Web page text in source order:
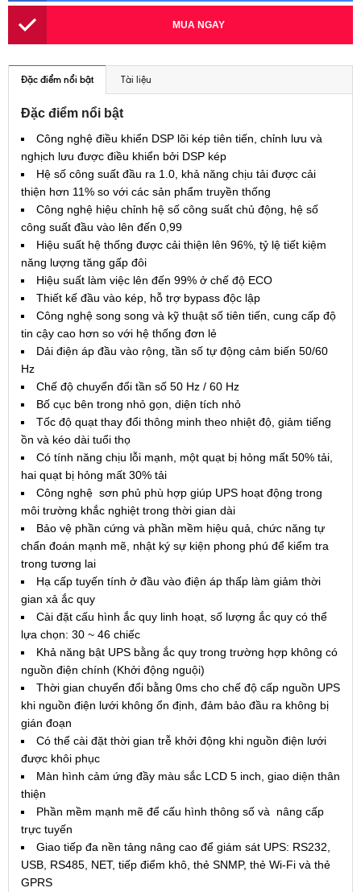
MUA NGAY
Đặc điểm nổi bật Tài liệu
Đặc điểm nổi bật
Công nghệ điều khiển DSP lõi kép tiên tiến, chỉnh lưu và
nghịch lưu được điều khiển bởi DSP kép
Hệ số công suất đầu ra 1.0, khả năng chịu tải được cải
thiện hơn 11% so với các sản phẩm truyền thống
Công nghệ hiệu chỉnh hệ số công suất chủ động, hệ số
công suất đầu vào lên đến 0,99
Hiệu suất hệ thống được cải thiện lên 96%, tỷ lệ tiết kiệm
năng lượng tăng gấp đôi
Hiệu suất làm việc lên đến 99% ở chế độ ECO
Thiết kế đầu vào kép, hỗ trợ bypass độc lập
Công nghệ song song và kỹ thuật số tiên tiến, cung cấp độ
tin cậy cao hơn so với hệ thống đơn lẻ
Dải điện áp đầu vào rộng, tần số tự động cảm biến 50/60
Hz
Chế độ chuyển đổi tần số 50 Hz / 60 Hz
Bố cục bên trong nhỏ gọn, diện tích nhỏ
Tốc độ quạt thay đổi thông minh theo nhiệt độ, giảm tiếng
ồn và kéo dài tuổi thọ
Có tính năng chịu lỗi mạnh, một quạt bị hỏng mất 50% tải,
hai quạt bị hỏng mất 30% tải
Công nghệ sơn phủ phù hợp giúp UPS hoạt động trong
môi trường khắc nghiệt trong thời gian dài
Bảo vệ phần cứng và phần mềm hiệu quả, chức năng tự
chẩn đoán mạnh mẽ, nhật ký sự kiện phong phú để kiểm tra
trong tương lai
Hạ cấp tuyến tính ở đầu vào điện áp thấp làm giảm thời
gian xả ắc quy
Cài đặt cấu hình ắc quy linh hoạt, số lượng ắc quy có thể
lựa chọn: 30 ~ 46 chiếc
Khả năng bật UPS bằng ắc quy trong trường hợp không có
nguồn điện chính (Khởi động nguội)
Thời gian chuyển đổi bằng 0ms cho chế độ cấp nguồn UPS
khi nguồn điện lưới không ổn định, đảm bảo đầu ra không bị
gián đoạn
Có thể cài đặt thời gian trễ khởi động khi nguồn điện lưới
được khôi phục
Màn hình cảm ứng đầy màu sắc LCD 5 inch, giao diện thân
thiện
Phần mềm mạnh mẽ để cấu hình thông số và nâng cấp
trực tuyến
Giao tiếp đa nền tảng nâng cao để giám sát UPS: RS232,
USB, RS485, NET, tiếp điểm khô, thẻ SNMP, thẻ Wi-Fi và thẻ
GPRS